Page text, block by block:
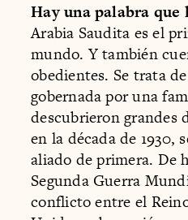
Hay una palabra
Arabia Saudita es el
mundo. Y también
obedientes. Se trata
gobernada por una
descubrieron grandes
en la década de 1930,
aliado de primera. De
Segunda Guerra
conflicto entre el